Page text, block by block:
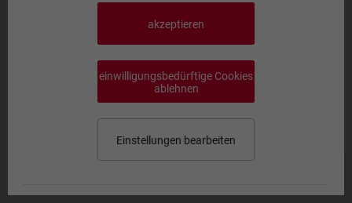
Kartoffeln mit Fleischstücken
Kartoffeln vegetarisch
mit Gemüse, Tomatensahnesauce & Käse überbacken
akzeptieren
einwilligungsbedürftige Cookies
ablehnen
Einstellungen bearbeiten